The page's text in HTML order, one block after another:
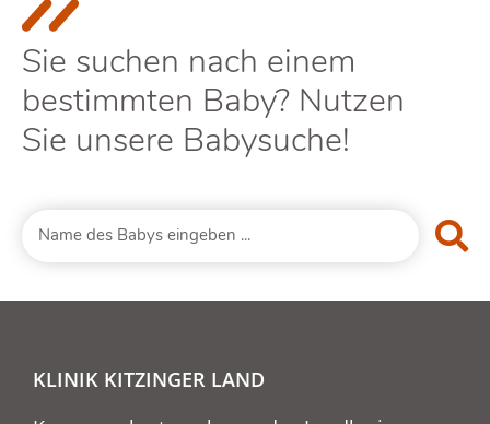
Sie suchen nach einem
bestimmten Baby? Nutzen
Sie unsere Babysuche!
KLINIK KITZINGER LAND